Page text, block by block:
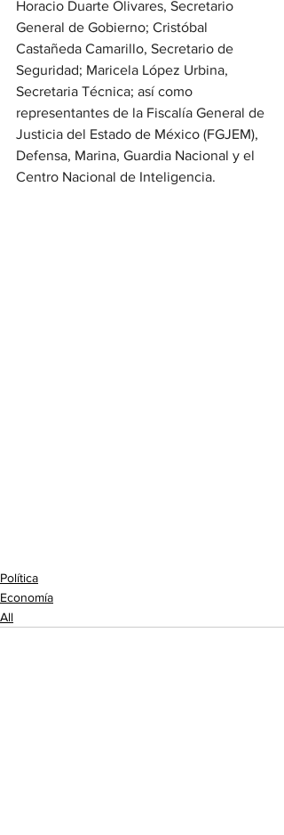
Horacio Duarte Olivares, Secretario
General de Gobierno; Cristóbal
Castañeda Camarillo, Secretario de
Seguridad; Maricela López Urbina,
Secretaria Técnica; así como
representantes de la Fiscalía General de
Justicia del Estado de México (FGJEM),
Defensa, Marina, Guardia Nacional y el
Centro Nacional de Inteligencia.
Política
Economía
All